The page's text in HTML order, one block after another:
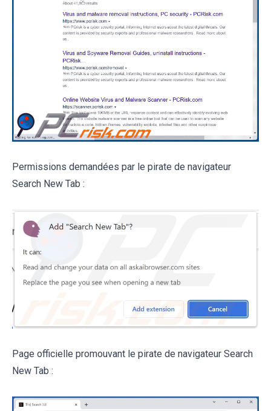
Permissions demandées par le pirate de navigateur
Search New Tab :
Page officielle promouvant le pirate de navigateur Search
New Tab :